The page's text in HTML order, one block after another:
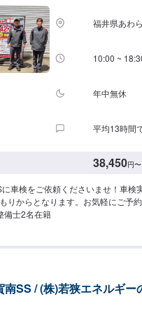
福井県あわ
10:00 ~
年中無休
平均13時間
38,450円〜
車検をご依頼くださいませ！車検
りからとなります。お気軽にご予
備士2名在籍
南SS / (株)若狭エネルギー